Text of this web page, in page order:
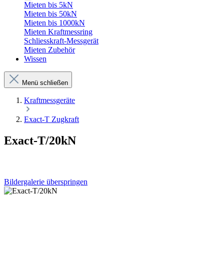
Mieten bis 5kN
Mieten bis 50kN
Mieten bis 1000kN
Mieten Kraftmessring
Schliesskraft-Messgerät
Mieten Zubehör
Wissen
Menü schließen
Kraftmessgeräte
Exact-T Zugkraft
Exact-T/20kN
Bildergalerie überspringen